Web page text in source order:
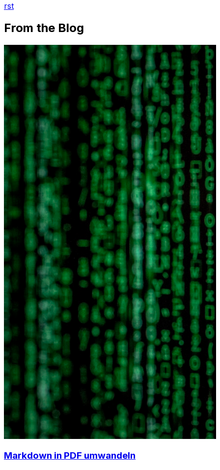
rst
From the Blog
Markdown in PDF umwandeln